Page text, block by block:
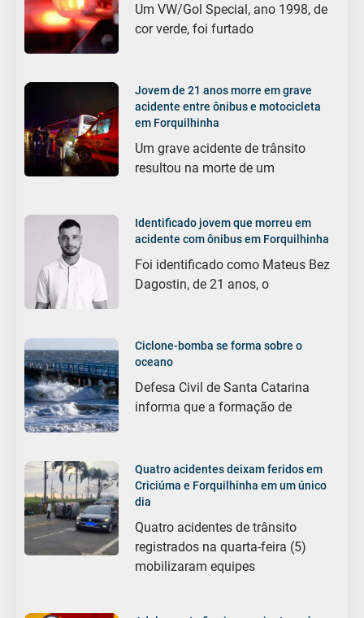
Um VW/Gol Special, ano 1998, de
cor verde, foi furtado
Jovem de 21 anos morre em grave
acidente entre ônibus e motocicleta
em Forquilhinha
Um grave acidente de trânsito
resultou na morte de um
Identificado jovem que morreu em
acidente com ônibus em Forquilhinha
Foi identificado como Mateus Bez
Dagostin, de 21 anos, o
Ciclone-bomba se forma sobre o
oceano
Defesa Civil de Santa Catarina
informa que a formação de
Quatro acidentes deixam feridos em
Criciúma e Forquilhinha em um único
dia
Quatro acidentes de trânsito
registrados na quarta-feira (5)
mobilizaram equipes